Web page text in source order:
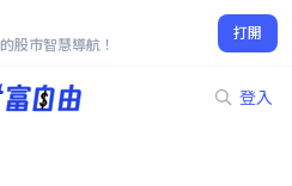
股市智慧導航！
打開
登入
0.38%